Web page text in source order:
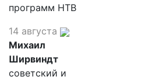
программ НТВ
14 августа
Михаил
Ширвиндт
советский и